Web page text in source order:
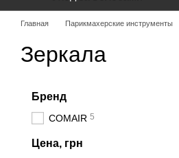
Главная Парикмахерские инструменты
Зеркала
Бренд
COMAIR 5
Цена, грн